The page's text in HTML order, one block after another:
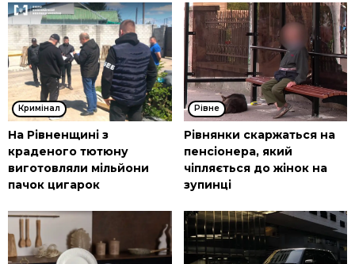
Кримінал
На Рівненщині з
краденого тютюну
виготовляли мільйони
пачок цигарок
Рівне
Рівнянки скаржаться на
пенсіонера, який
чіпляється до жінок на
зупинці